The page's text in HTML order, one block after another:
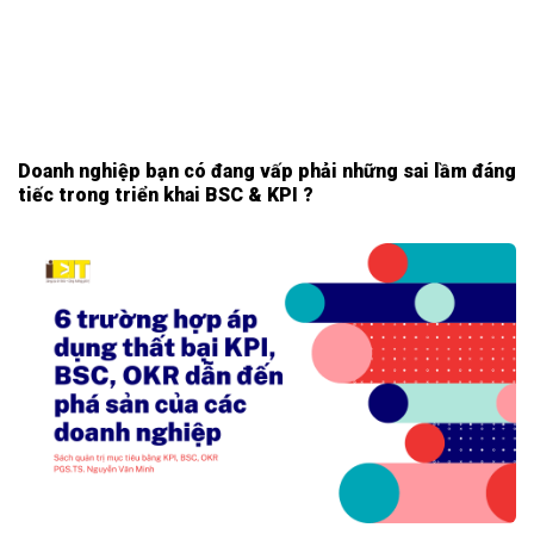
Doanh nghiệp bạn có đang vấp phải những sai lầm đáng
tiếc trong triển khai BSC & KPI ?